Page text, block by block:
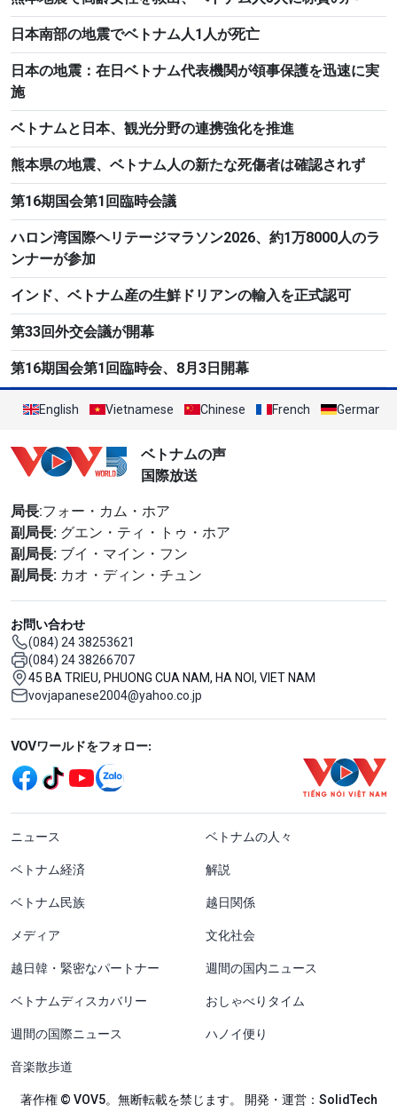
日本南部の地震でベトナム人1人が死亡
日本の地震：在日ベトナム代表機関が領事保護を迅速に実
施
ベトナムと日本、観光分野の連携強化を推進
熊本県の地震、ベトナム人の新たな死傷者は確認されず
第16期国会第1回臨時会議
ハロン湾国際ヘリテージマラソン2026、約1万8000人のラ
ンナーが参加
インド、ベトナム産の生鮮ドリアンの輸入を正式認可
第33回外交会議が開幕
第16期国会第1回臨時会、8月3日開幕
English Vietnamese Chinese French German
ベトナムの声
国際放送
局長:フォー・カム・ホア
副局長: グエン・ティ・トゥ・ホア
副局長: ブイ・マイン・フン
副局長: カオ・ディン・チュン
お問い合わせ
(084) 24 38253621
(084) 24 38266707
45 BA TRIEU, PHUONG CUA NAM, HA NOI, VIET NAM
vovjapanese2004@yahoo.co.jp
Mạng xã hội
VOVワールドをフォロー:
menu footer tiếng Nhật
ニュース ベトナムの人々
ベトナム経済 解説
ベトナム民族 越日関係
メディア 文化社会
越日韓・緊密なパートナー 週間の国内ニュース
ベトナムディスカバリー おしゃべりタイム
週間の国際ニュース ハノイ便り
音楽散歩道
著作権 © VOV5。無断転載を禁じます。 開発・運営：SolidTech